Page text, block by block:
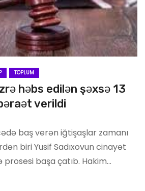
TOPLUM
həbs edilən şəxsə 13
verildi
baş verən iğtişaşlar zamanı
biri Yusif Sadıxovun cinayət
başa çatıb. Hakim…